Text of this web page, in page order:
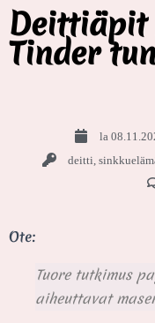
Deittiäpit
Tinder
la
deitti
Ote:
Tuore tutkimus
aiheuttavat